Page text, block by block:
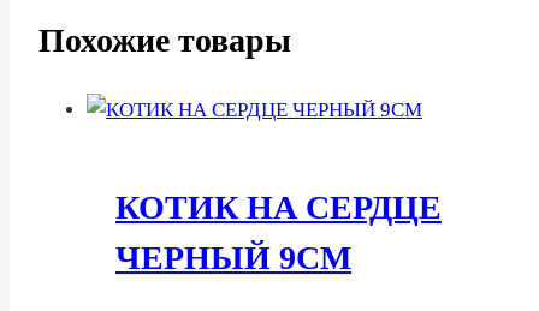
Похожие товары
КОТИК НА СЕРДЦЕ
ЧЕРНЫЙ 9СМ